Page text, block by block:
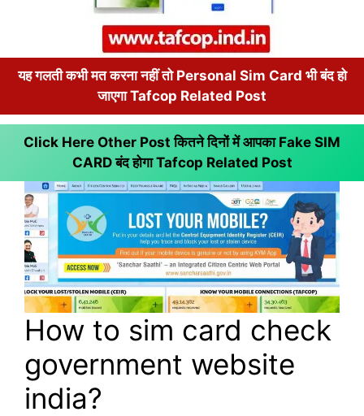
यह गलती कभी मत करना नहीं तो Personal Sim Card भी बंद हो
जाएगा Tafcop Related Post
Click Here Other Post कितने दिनों में आपका Fake SIM
CARD बंद होगाTafcop Related Post
How to sim card check
government website
india?